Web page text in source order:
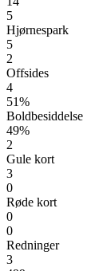
5
Hjørnespark
5
2
Offsides
4
51%
Boldbesiddelse
49%
2
Gule kort
3
0
Røde kort
0
0
Redninger
3